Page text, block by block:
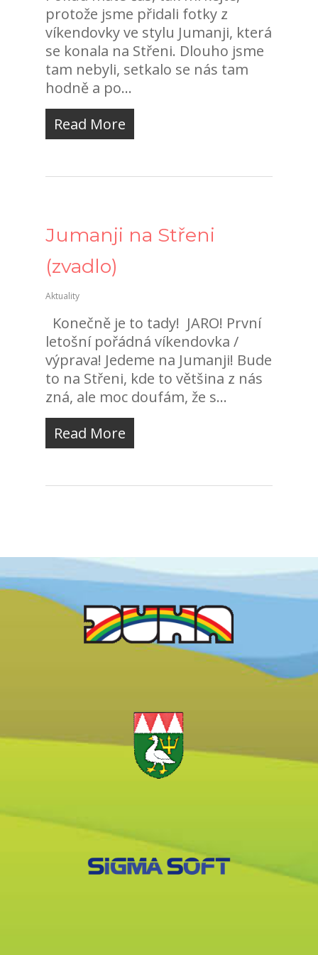
protože jsme přidali fotky z
víkendovky ve stylu Jumanji, která
se konala na Střeni. Dlouho jsme
tam nebyli, setkalo se nás tam
hodně a po...
Read More
Jumanji na Střeni
(zvadlo)
Aktuality
Konečně je to tady! JARO! První
letošní pořádná víkendovka /
výprava! Jedeme na Jumanji! Bude
to na Střeni, kde to většina z nás
zná, ale moc doufám, že s...
Read More